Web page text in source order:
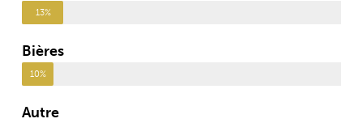
13%
Bières
10%
Autre